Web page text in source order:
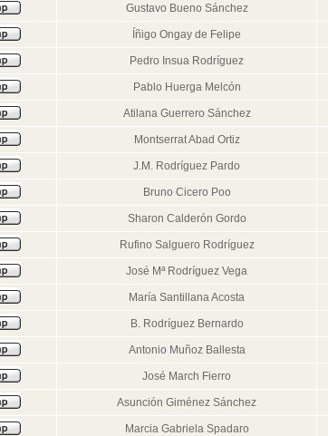
Gustavo Bueno Sánchez
Íñigo Ongay de Felipe
Pedro Insua Rodríguez
Pablo Huerga Melcón
Atilana Guerrero Sánchez
Montserrat Abad Ortiz
J.M. Rodríguez Pardo
Bruno Cicero Poo
Sharon Calderón Gordo
Rufino Salguero Rodríguez
José Mª Rodríguez Vega
María Santillana Acosta
B. Rodríguez Bernardo
Antonio Muñoz Ballesta
José March Fierro
Asunción Giménez Sánchez
Marcia Gabriela Spadaro